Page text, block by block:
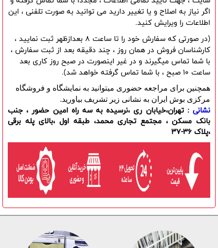
اطلاعات را ویرایش کنید.
ساعت 10 صبح ، با شما تماس گرفته خواهد شد).
همچنین برای مراجعه حضوری میتوانید به نمایشگاه و فروشگاه
مرکزی بوش ایران به نشانی زیر تشریف بیاورید.
نشانی: تهران،خیابان ری ،نرسیده به سه راه امین حضور ، جنب
بانک مسکن ، مجتمع تجاری محمد، طبقه اول ،بالای پله برقی
،پلاک 36-37